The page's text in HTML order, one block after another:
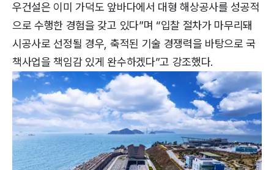
우건설은 이미 가덕도 앞바다에서 대형 해상공사를 성공적
으로 수행한 경험을 갖고 있다”며 “입찰 절차가 마무리돼
시공사로 선정될 경우, 축적된 기술 경쟁력을 바탕으로 국
책사업을 책임감 있게 완수하겠다”고 강조했다.